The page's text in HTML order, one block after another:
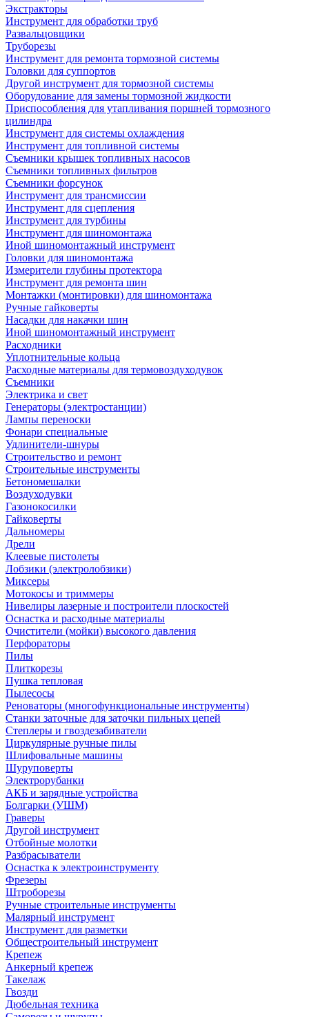
Экстракторы
Инструмент для обработки труб
Развальцовщики
Труборезы
Инструмент для ремонта тормозной системы
Головки для суппортов
Другой инструмент для тормозной системы
Оборудование для замены тормозной жидкости
Приспособления для утапливания поршней тормозного
цилиндра
Инструмент для системы охлаждения
Инструмент для топливной системы
Съемники крышек топливных насосов
Съемники топливных фильтров
Съемники форсунок
Инструмент для трансмиссии
Инструмент для сцепления
Инструмент для турбины
Инструмент для шиномонтажа
Иной шиномонтажный инструмент
Головки для шиномонтажа
Измерители глубины протектора
Инструмент для ремонта шин
Монтажки (монтировки) для шиномонтажа
Ручные гайковерты
Насадки для накачки шин
Иной шиномонтажный инструмент
Расходники
Уплотнительные кольца
Расходные материалы для термовоздуходувок
Съемники
Электрика и свет
Генераторы (электростанции)
Лампы переноски
Фонари специальные
Удлинители-шнуры
Строительство и ремонт
Строительные инструменты
Бетономешалки
Воздуходувки
Газонокосилки
Гайковерты
Дальномеры
Дрели
Клеевые пистолеты
Лобзики (электролобзики)
Миксеры
Мотокосы и триммеры
Нивелиры лазерные и построители плоскостей
Оснастка и расходные материалы
Очистители (мойки) высокого давления
Перфораторы
Пилы
Плиткорезы
Пушка тепловая
Пылесосы
Реноваторы (многофункциональные инструменты)
Станки заточные для заточки пильных цепей
Степлеры и гвоздезабиватели
Циркулярные ручные пилы
Шлифовальные машины
Шуруповерты
Электрорубанки
АКБ и зарядные устройства
Болгарки (УШМ)
Граверы
Другой инструмент
Отбойные молотки
Разбрасыватели
Оснастка к электроинструменту
Фрезеры
Штроборезы
Ручные строительные инструменты
Малярный инструмент
Инструмент для разметки
Общестроительный инструмент
Крепеж
Анкерный крепеж
Такелаж
Гвозди
Дюбельная техника